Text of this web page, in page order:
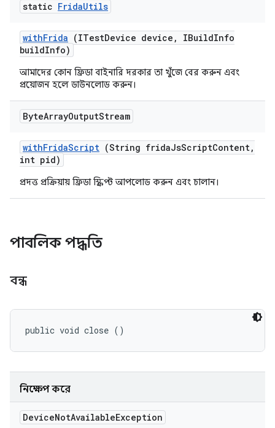
static FridaUtils
withFrida (ITestDevice device , IBuildInfo
buildInfo)
আমাদের কোন ফ্রিডা বাইনারি দরকার তা খুঁজে বের করুন এবং
প্রয়োজন হলে ডাউনলোড করুন।
ByteArrayOutputStream
withFridaScript (String fridaJsScriptContent,
int pid)
প্রদত্ত প্রক্রিয়ায় ফ্রিডা স্ক্রিপ্ট আপলোড করুন এবং চালান।
পাবলিক পদ্ধতি
বন্ধ
public void close ()
নিক্ষেপ করে
DeviceNotAvailableException